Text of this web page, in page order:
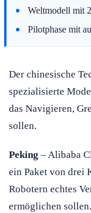
Weltmodell mit
Pilotphase mit
Der chinesische
spezialisierte
das Navigieren,
sollen.
Peking – Alibaba
ein Paket von drei
Robotern echtes
ermöglichen